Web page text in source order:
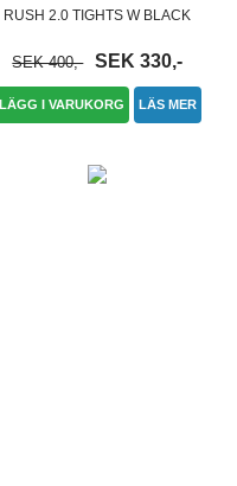
RUSH 2.0 TIGHTS W BLACK
SEK 400,- SEK 330,-
LÄGG I VARUKORG LÄS MER